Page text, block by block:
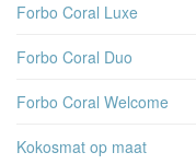
Forbo Coral Luxe
Forbo Coral Duo
Forbo Coral Welcome
Kokosmat op maat